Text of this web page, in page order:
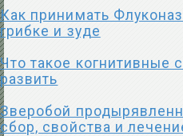
Как принимать
грибке и зуде
Что такое когнитивные
развить
Зверобой
сбор, свойства и